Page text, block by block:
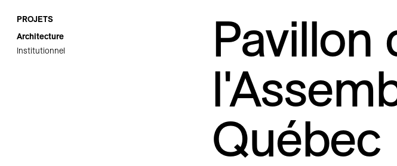
PROJETS
Architecture
Institutionnel
Pavillon
Québec